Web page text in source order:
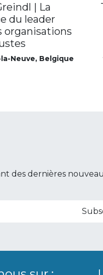
| La
du leader
organisations
Neuve, Belgique
des dernières